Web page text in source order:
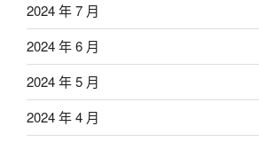
2024 年 7 月
2024 年 6 月
2024 年 5 月
2024 年 4 月